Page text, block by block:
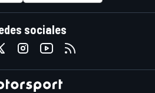
sociales